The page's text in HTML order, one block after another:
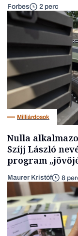
Forbes 2 perc
Milliárdosok
Nulla
Szíjj László
program
Maurer Kristóf 8